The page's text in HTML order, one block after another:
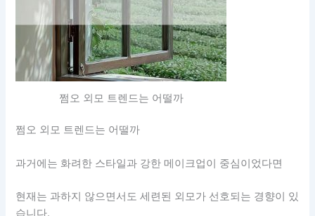
쩜오 외모 트렌드는 어떨까
쩜오 외모 트렌드는 어떨까
과거에는 화려한 스타일과 강한 메이크업이 중심이었다면
현재는 과하지 않으면서도 세련된 외모가 선호되는 경향이 있
습니다.